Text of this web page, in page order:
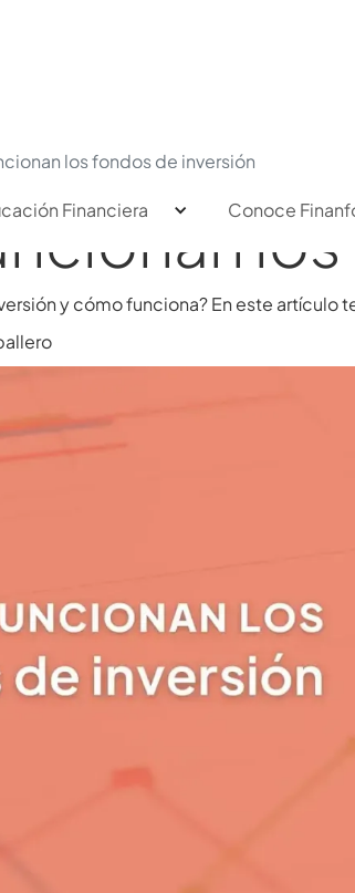
Financiera Conoce
los fondos de inversión
y cómo funciona? En este